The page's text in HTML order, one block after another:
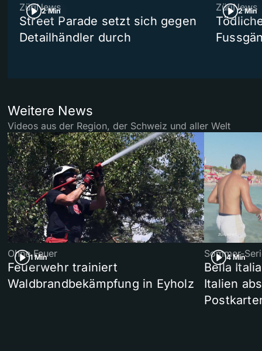
2 Min
ZüriNews
Street Parade setzt sich gegen
Detailhändler durch
2 Min
ZüriNews
Weitere News
Videos aus der Region, der Schweiz und aller Welt
1 Min
Ohne Feuer
Feuerwehr trainiert
Waldbrandbekämpfung in Eyholz
4 Min
Sommer-
Bella
Italien